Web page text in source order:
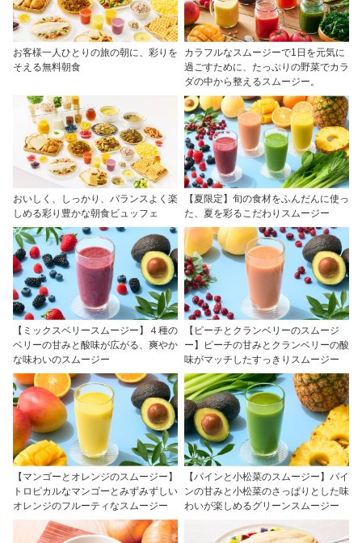
お客様一人ひとりの旅の朝に、彩りを
そえる無料朝食
カラフルなスムージーで1日を元気に
過ごすために、たっぷりの野菜でカラ
ダの中から整えるスムージー。
おいしく、しっかり、バランスよく楽
しめる彩り豊かな朝食ビュッフェ
【夏限定】旬の食材をふんだんに使っ
た、夏を彩るこだわりスムージー
【ミックスベリースムージー】４種の
ベリーの甘みと酸味が広がる、爽やか
な味わいのスムージー
【ピーチとクランベリーのスムージ
ー】ピーチの甘みとクランベリーの酸
味がマッチしたすっきりスムージー
【マンゴーとオレンジのスムージー】
トロピカルなマンゴーとみずみずしい
オレンジのフルーティなスムージー
【パインと小松菜のスムージー】パイ
ンの甘みと小松菜のさっぱりとした味
わいが楽しめるグリーンスムージー